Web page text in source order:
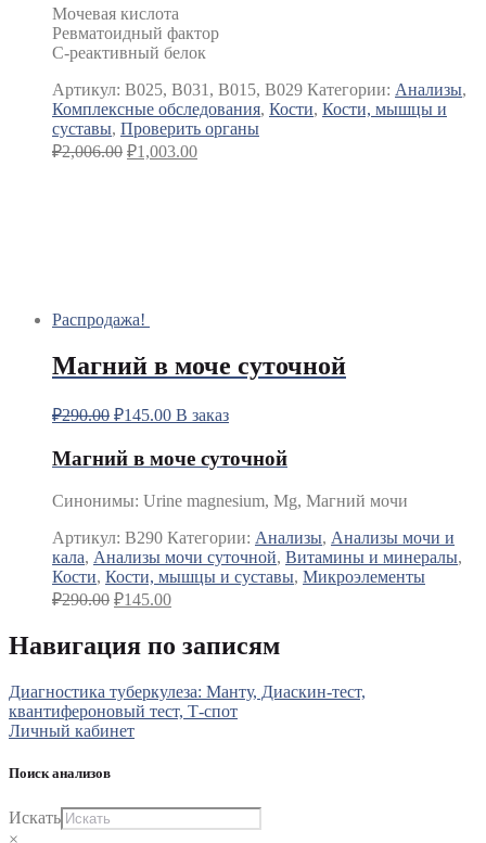
Мочевая кислота
Ревматоидный фактор
С-реактивный белок
Артикул: B025, B031, B015, B029 Категории: Анализы,
Комплексные обследования, Кости, Кости, мышцы и
суставы, Проверить органы
₽2,006.00 ₽1,003.00
Распродажа!
Магний в моче суточной
₽290.00 ₽145.00 В заказ
Магний в моче суточной
Синонимы: Urine magnesium, Mg, Магний мочи
Артикул: B290 Категории: Анализы, Анализы мочи и
кала, Анализы мочи суточной, Витамины и минералы,
Кости, Кости, мышцы и суставы, Микроэлементы
₽290.00 ₽145.00
Навигация по записям
Диагностика туберкулеза: Манту, Диаскин-тест,
квантифероновый тест, Т-спот
Личный кабинет
Поиск анализов
Искать
×